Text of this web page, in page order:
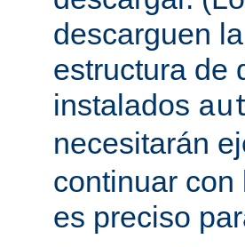
descarguen
estructura de
instalados
necesitarán
continuar
es preciso